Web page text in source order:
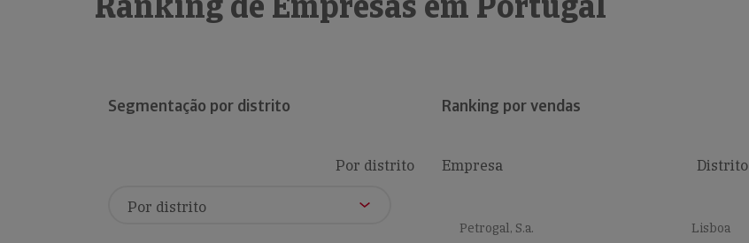
Segmentação por distrito
Por distrito
Ranking por vendas
Empresa Distrito
Petrogal, S.a. Lisboa